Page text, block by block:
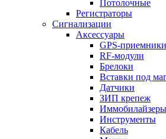
Потолочные
Регистраторы
Сигнализации
Аксессуары
GPS-приемники
RF-модули
Брелоки
Вставки под
Датчики
ЗИП крепеж
Иммобилайзеры
Инструменты
Кабель